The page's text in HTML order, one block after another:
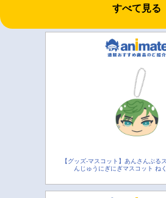
すべて見る
【グッズ-マスコット】あんさんぶる
んじゅうにぎにぎマスコット ね